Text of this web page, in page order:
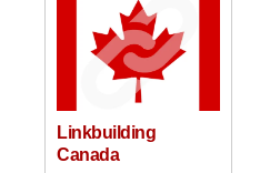
Linkbuilding
Canada